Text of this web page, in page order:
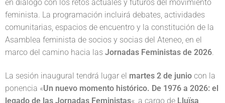
en diálogo con los retos actuales y futuros del movimiento
feminista. La programación incluirá debates, actividades
comunitarias, espacios de encuentro y la constitución de la
Asamblea feminista de socios y socias del Ateneo, en el
marco del camino hacia las Jornadas Feministas de 2026.
La sesión inaugural tendrá lugar el martes 2 de junio con la
ponencia «Un nuevo momento histórico. De 1976 a 2026: el
legado de las Jornadas Feministas«, a cargo de Lluïsa